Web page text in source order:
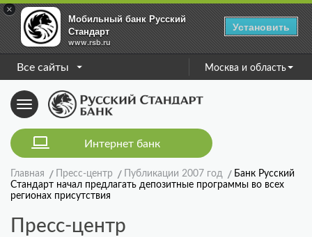
×
Мобильный банк Русский
Стандарт
www.rsb.ru
Установить
Все сайты Москва и область
Toggle
navigation
Интернет банк
Главная Пресс-центр Публикации 2007 год
Банк Русский
Стандарт начал предлагать депозитные программы во всех
регионах присутствия
Пресс-центр